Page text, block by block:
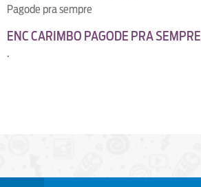
Pagode pra sempre
ENC CARIMBO PAGODE PRA SEMPRE
.